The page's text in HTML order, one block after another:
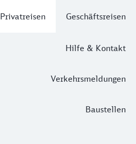
Privatreisen Geschäftsreisen
Hilfe & Kontakt
Verkehrsmeldungen
Baustellen